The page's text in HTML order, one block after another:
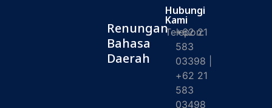
Renungan
Bahasa
Daerah
Hubungi
Kami
Telepon:
+62 21
583
03398 |
+62 21
583
03498